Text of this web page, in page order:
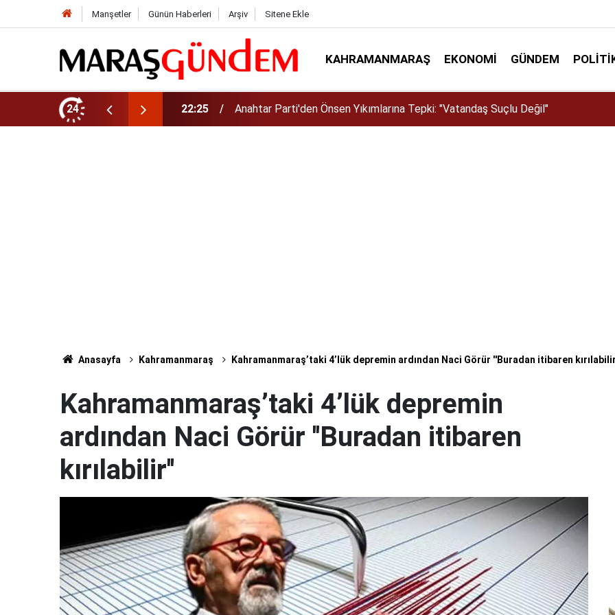
Manşetler Günün Haberleri Arşiv Sitene Ekle
KAHRAMANMARAŞ EKONOMI GÜNDEM
24
Suçlu Değil" 22:15 Kahramanmaraş’ta Fabrikada Yangın! Yaklaşık 1,5 Milyon Dolar zarar var!
Anasayfa Kahramanmaraş Kahramanmaraş’taki 4’lük depremin ardından Naci Görür ''Buradan itibaren
Kahramanmaraş’taki 4’lük depremin
ardından Naci Görür ''Buradan itibaren
kırılabilir''